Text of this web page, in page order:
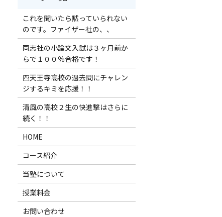
これを聞いたら黙っていられない
のです。ファイザー社の、、
同志社の小論文入試は３ヶ月前か
らで１００％合格です！
四天王寺高校の過去問にチャレン
ジするキミを応援！！
清風の高校２生の快進撃はさらに
続く！！
HOME
コース紹介
当塾について
授業料金
お問い合わせ